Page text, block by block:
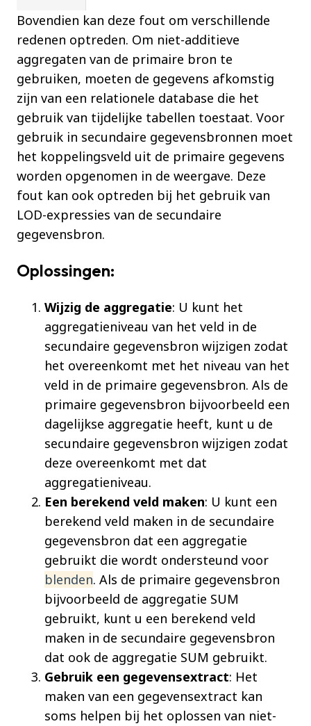
Bovendien kan deze fout om verschillende
redenen optreden. Om niet-additieve
aggregaten van de primaire bron te
gebruiken, moeten de gegevens afkomstig
zijn van een relationele database die het
gebruik van tijdelijke tabellen toestaat. Voor
gebruik in secundaire gegevensbronnen moet
het koppelingsveld uit de primaire gegevens
worden opgenomen in de weergave. Deze
fout kan ook optreden bij het gebruik van
LOD-expressies van de secundaire
gegevensbron.
Oplossingen:
Wijzig de aggregatie: U kunt het
aggregatieniveau van het veld in de
secundaire gegevensbron wijzigen zodat
het overeenkomt met het niveau van het
veld in de primaire gegevensbron. Als de
primaire gegevensbron bijvoorbeeld een
dagelijkse aggregatie heeft, kunt u de
secundaire gegevensbron wijzigen zodat
deze overeenkomt met dat
aggregatieniveau.
Een berekend veld maken: U kunt een
berekend veld maken in de secundaire
gegevensbron dat een aggregatie
gebruikt die wordt ondersteund voor
blenden. Als de primaire gegevensbron
bijvoorbeeld de aggregatie SUM
gebruikt, kunt u een berekend veld
maken in de secundaire gegevensbron
dat ook de aggregatie SUM gebruikt.
Gebruik een gegevensextract: Het
maken van een gegevensextract kan
soms helpen bij het oplossen van niet-